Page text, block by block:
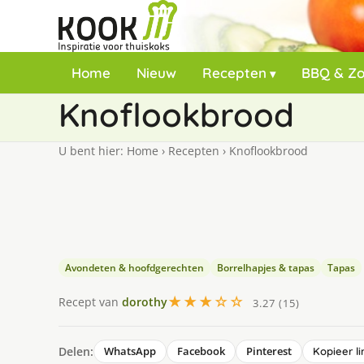
Home Nieuw Recepten BBQ &
Knoflookbrood
U bent hier: Home › Recepten › Knoflookbrood
Avondeten & hoofdgerechten Borrelhapjes & tapas Tapas
Recept van dorothy★★★☆☆ 3.27 (15)
Delen: WhatsApp Facebook Pinterest Kopieer